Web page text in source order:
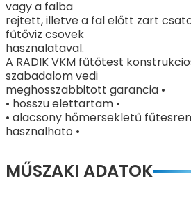
vagy a falba
rejtett, illetve a fal előtt zart
fűtőviz csovek
hasznalataval.
A RADIK VKM fűtőtest
szabadalom vedi
meghosszabbitott garancia •
• hosszu elettartam •
• alacsony hőmersekletű
hasznalhato •
MŰSZAKI ADATOK